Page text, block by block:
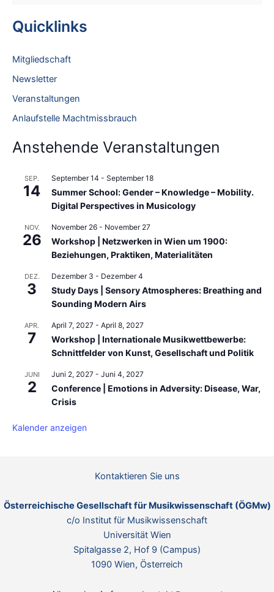
h
c
h
Quicklinks
Mitgliedschaft
Newsletter
Veranstaltungen
Anlaufstelle Machtmissbrauch
Anstehende Veranstaltungen
SEP.
14
September 14 - September 18
Summer School: Gender – Knowledge – Mobility.
Digital Perspectives in Musicology
NOV.
26
November 26 - November 27
Workshop | Netzwerken in Wien um 1900:
Beziehungen, Praktiken, Materialitäten
DEZ.
3
Dezember 3 - Dezember 4
Study Days | Sensory Atmospheres: Breathing and
Sounding Modern Airs
APR.
7
April 7, 2027 - April 8, 2027
Workshop | Internationale Musikwettbewerbe:
Schnittfelder von Kunst, Gesellschaft und Politik
JUNI
2
Juni 2, 2027 - Juni 4, 2027
Conference | Emotions in Adversity: Disease, War,
Crisis
Kalender anzeigen
Kontaktieren Sie uns
Österreichische Gesellschaft für Musikwissenschaft (ÖGMw)
c/o Institut für Musikwissenschaft
Universität Wien
Spitalgasse 2, Hof 9 (Campus)
1090 Wien, Österreich